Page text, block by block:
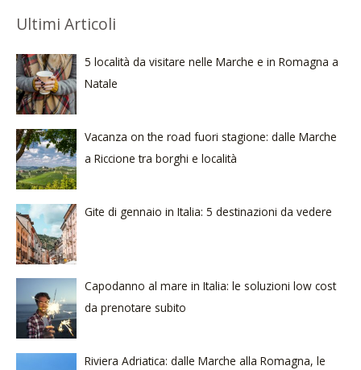
Ultimi Articoli
5 località da visitare nelle Marche e in Romagna a
Natale
Vacanza on the road fuori stagione: dalle Marche
a Riccione tra borghi e località
Gite di gennaio in Italia: 5 destinazioni da vedere
Capodanno al mare in Italia: le soluzioni low cost
da prenotare subito
Riviera Adriatica: dalle Marche alla Romagna, le